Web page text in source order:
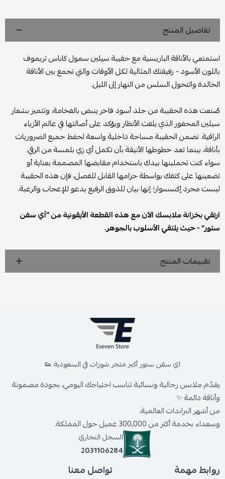
تفاصيل المنتج
استمتعي بالأناقة الباريسية مع حقيبة سيلين سمول كاباس تريموف
باللون الأسود - رفيقتك المثالية لكل الأوقات والتي تجمع بين الأناقة
الخالدة والتحول السلس من النهار إلى الليل.
صُنعت هذه الحقيبة من جلد أسود فاخر ينبض بالفخامة، وتتميز بشعار
سيلين المحفور الذي يلفت الأنظار ويؤكد على أصالتها في عالم الأزياء
الراقية. تضمن الحقيبة مساحة داخلية واسعة لحفظ جميع الضروريات
بأناقة، بينما تعد خطوطها الأنيقة بأن تكمل أي زي بلمسة من الرقي.
سواء كنت تحملينها بيدك باستخدام مقابضها المصممة بعناية أو
تضعينها على كتفك بواسطة حزامها القابل للفصل، فإن هذه الحقيبة
ليست مجرد إكسسوار؛ إنها بيان للذوق الرفيع يدعو للإعجاب والرغبة.
ارتقي بخزانة ملابسك الآن مع هذه القطعة الأيقونية من “أي سفن
ستور” - حيث يلتقي الأسلوب بالجوهر.
تقييمات المنتج
اي سفن ستور أكبر متجر شوزات في السعودية 👟
يقدّم ملابس رجالية ونسائية تناسب احتياجك اليومي، بجودة مضمونة
وأناقة دائمة ✨
من أشهر البراندات العالمية،
وسعداء بخدمة أكثر من 300,000 عميل حول المملكة.
السجل التجاري
2031106284
روابط مهمة تواصل معنا